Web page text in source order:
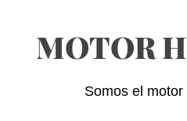
contenidoMOTOR
Somos el